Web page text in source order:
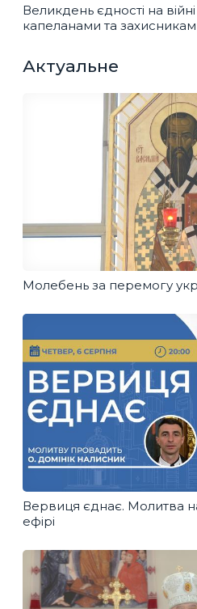
Великдень єдності на
капеланами та
Актуальне
Молебень за перемогу
Вервиця єднає. Молитва
ефірі